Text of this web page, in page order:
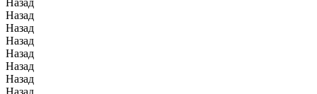
Назад
Назад
Назад
Назад
Назад
Назад
Назад
Назад